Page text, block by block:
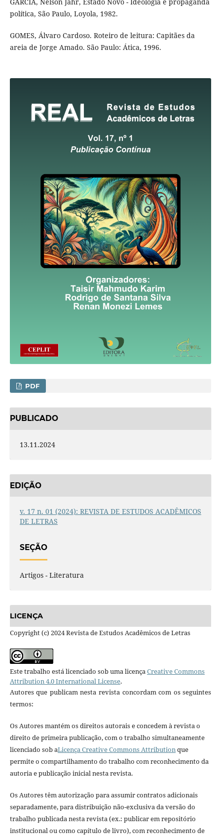
GARCIA, Nelson Jahr, Estado Novo - Ideologia e propaganda
política, São Paulo, Loyola, 1982.
GOMES, Álvaro Cardoso. Roteiro de leitura: Capitães da
areia de Jorge Amado. São Paulo: Ática, 1996.
PDF
PUBLICADO
13.11.2024
EDIÇÃO
v. 17 n. 01 (2024): REVISTA DE ESTUDOS ACADÊMICOS
DE LETRAS
SEÇÃO
Artigos - Literatura
LICENÇA
Copyright (c) 2024 Revista de Estudos Acadêmicos de Letras
Este trabalho está licenciado sob uma licençaCreative Commons
Attribution 4.0 International License.
Autores que publicam nesta revista concordam com os seguintes
termos:
Os Autores mantém os direitos autorais e concedem à revista o
direito de primeira publicação, com o trabalho simultaneamente
licenciado sob aLicença Creative Commons Attributionque
permite o compartilhamento do trabalho com reconhecimento da
autoria e publicação inicial nesta revista.
Os Autores têm autorização para assumir contratos adicionais
separadamente, para distribuição não-exclusiva da versão do
trabalho publicada nesta revista (ex.: publicar em repositório
institucional ou como capítulo de livro), com reconhecimento de